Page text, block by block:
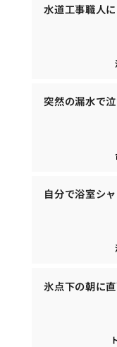
水道工事職人
突然の漏水で
自分で浴室シ
氷点下の朝に